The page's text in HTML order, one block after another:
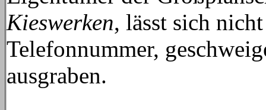
Kieswerken, lässt sich
Telefonnummer,
ausgraben.